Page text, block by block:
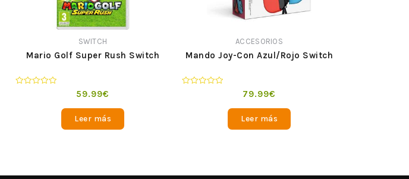
SWITCH
Mario Golf Super Rush Switch
59.99€
Leer más
ACCESORIOS
Mando Joy-Con Azul/Rojo Switch
79.99€
Leer más